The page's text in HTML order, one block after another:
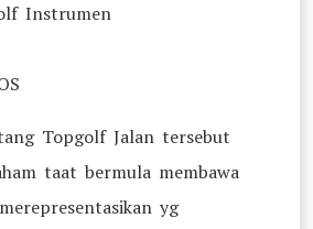
Instrumen
Topgolf Jalan tersebut
taat bermula membawa
yg